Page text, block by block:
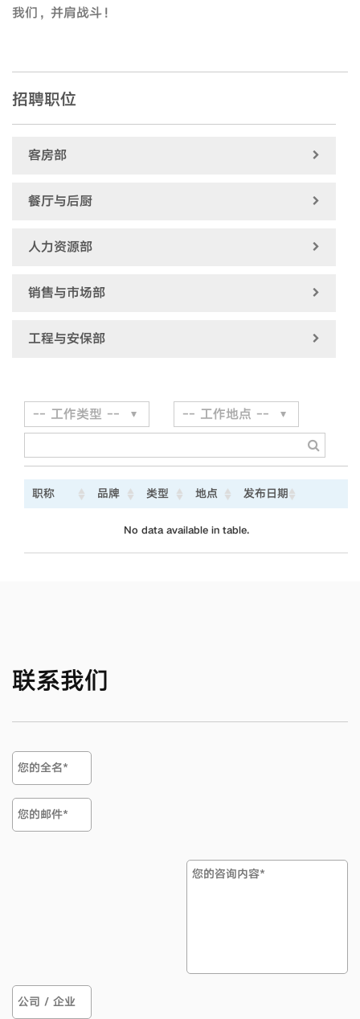
我们，并肩战斗！
招聘职位
客房部
餐厅与后厨
人力资源部
销售与市场部
工程与安保部
职称 品牌 类型 地点 发布日期
No data available in table.
联系我们